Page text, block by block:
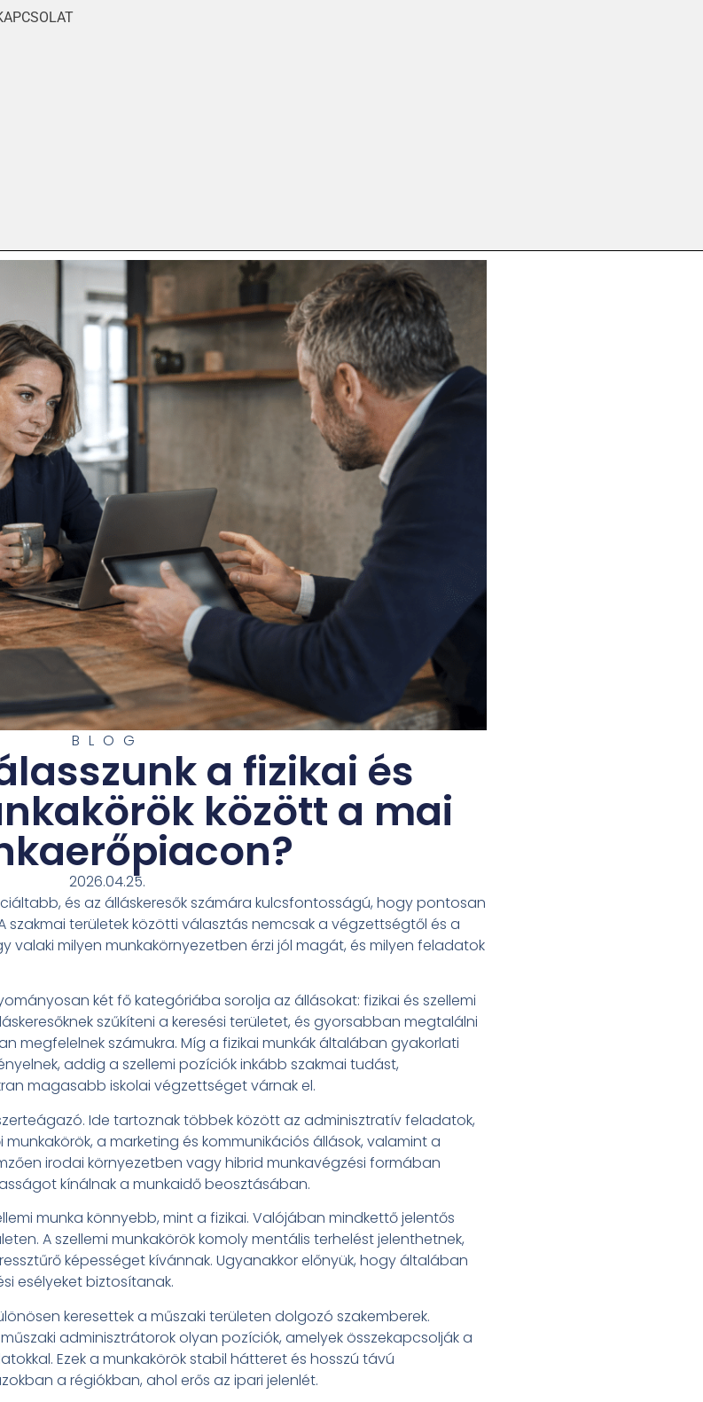
BLOG
a fizikai és
között a mai
2026.04.25.
és az álláskeresők számára kulcsfontosságú, hogy pontosan
szakmai területek közötti választás nemcsak a végzettségtől és a
valaki milyen munkakörnyezetben érzi jól magát, és milyen feladatok
két fő kategóriába sorolja az állásokat: fizikai és szellemi
szűkíteni a keresési területet, és gyorsabban megtalálni
megfelelnek számukra. Míg a fizikai munkák általában gyakorlati
addig a szellemi pozíciók inkább szakmai tudást,
magasabb iskolai végzettséget várnak el.
Ide tartoznak többek között az adminisztratív feladatok,
a marketing és kommunikációs állások, valamint a
irodai környezetben vagy hibrid munkavégzési formában
kínálnak a munkaidő beosztásában.
munka könnyebb, mint a fizikai. Valójában mindkettő jelentős
A szellemi munkakörök komoly mentális terhelést jelenthetnek,
képességet kívánnak. Ugyanakkor előnyük, hogy általában
esélyeket biztosítanak.
keresettek a műszaki területen dolgozó szakemberek.
adminisztrátorok olyan pozíciók, amelyek összekapcsolják a
Ezek a munkakörök stabil hátteret és hosszú távú
a régiókban, ahol erős az ipari jelenlét.